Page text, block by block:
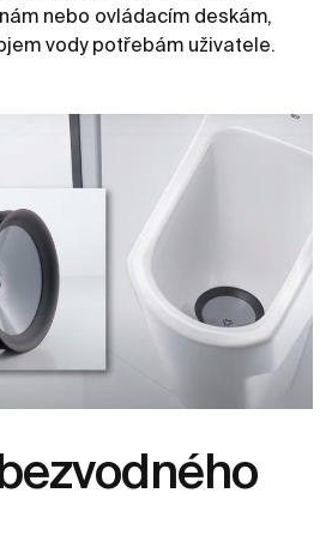
nebo ovládacím deskám,
vody potřebám uživatele.